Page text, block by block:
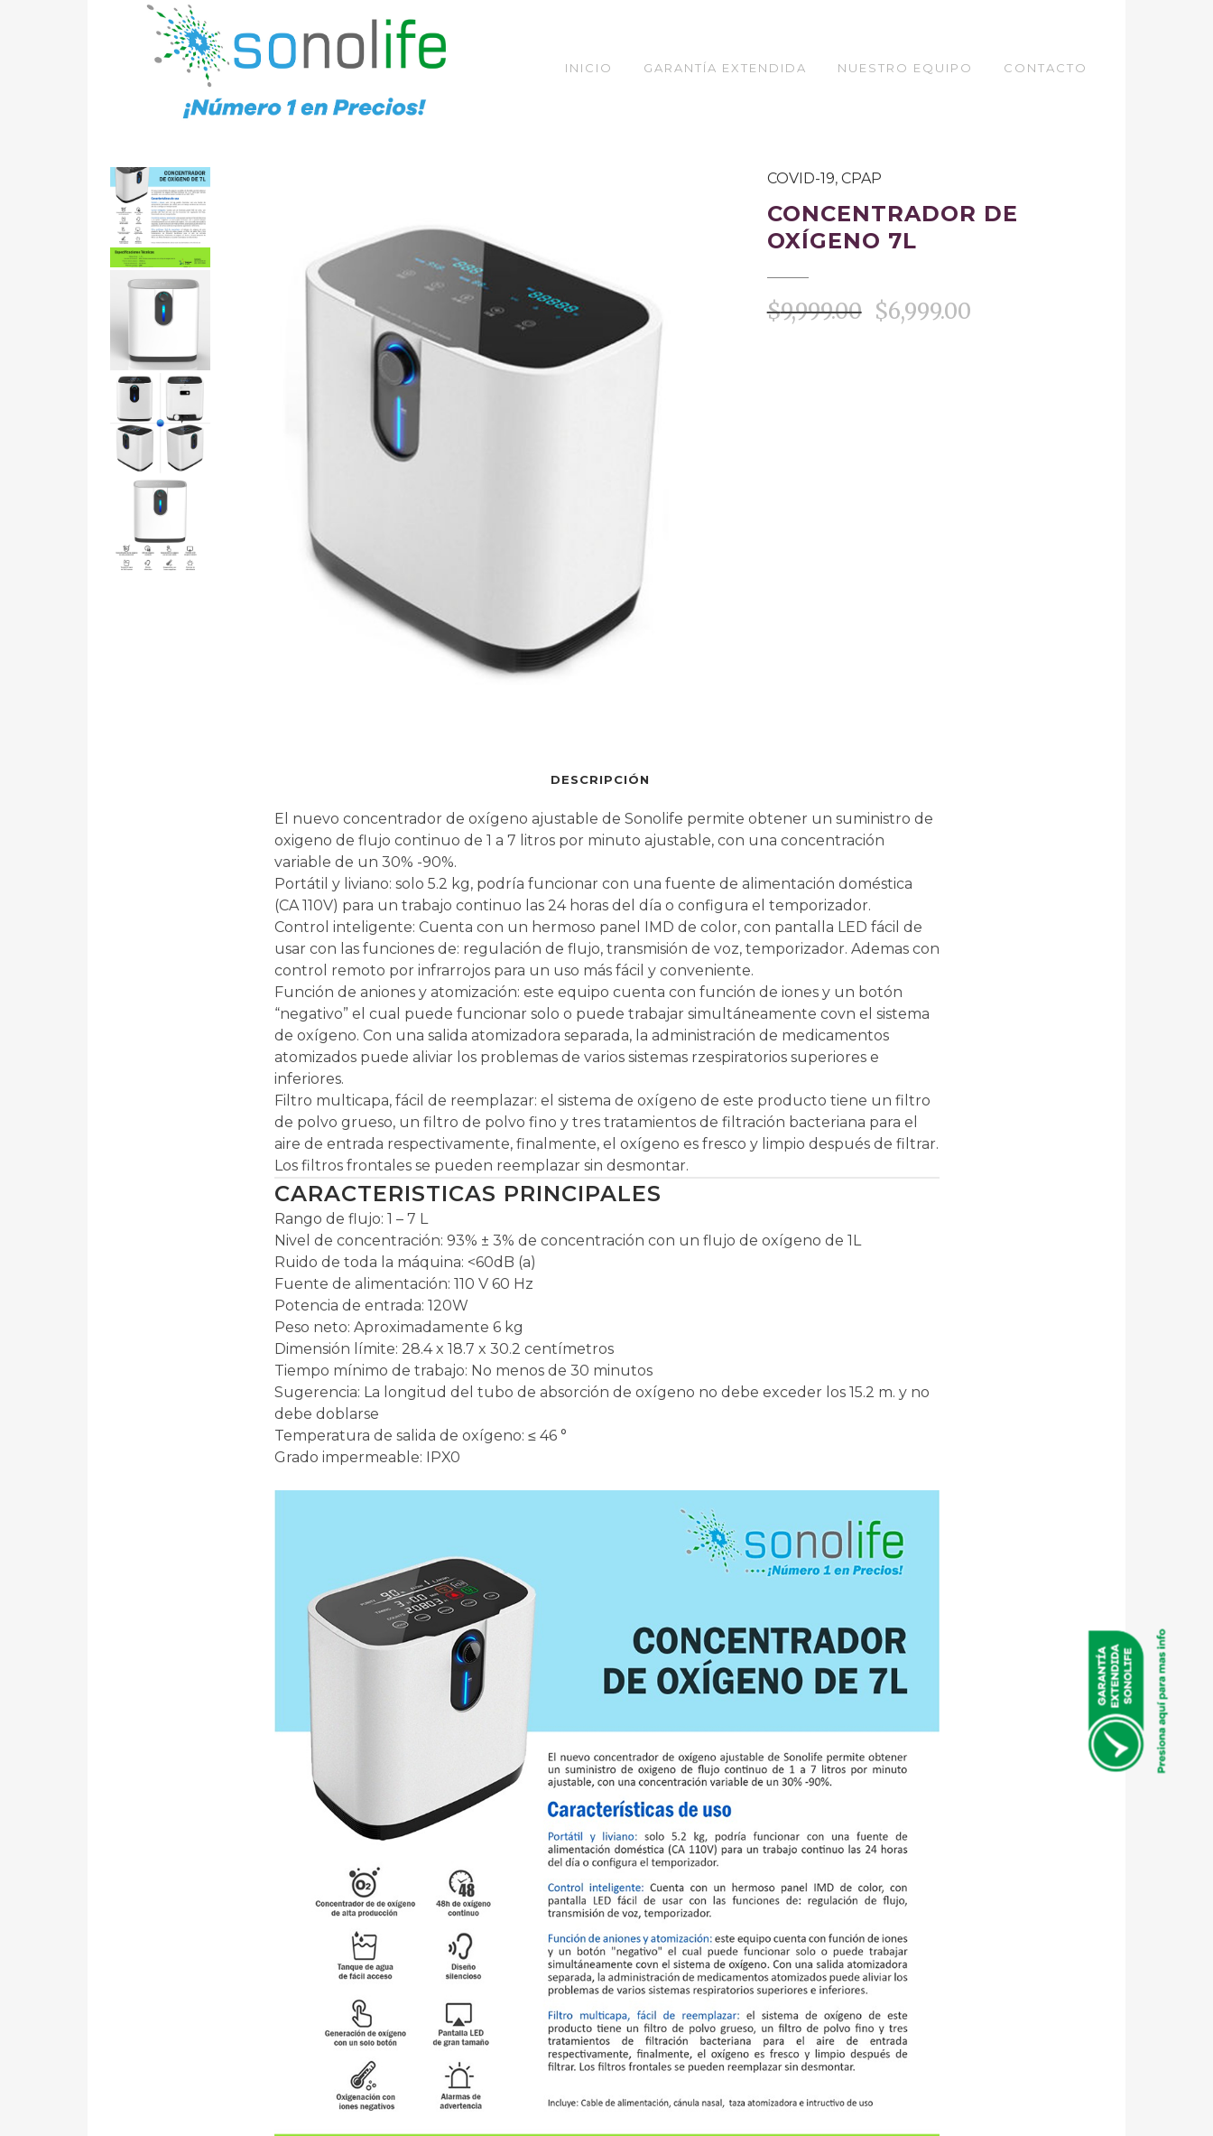
INICIO GARANTÍA EXTENDIDA NUESTRO EQUIPO CONTACTO
COVID-19, CPAP
CONCENTRADOR DE
OXÍGENO 7L
$9,999.00 $6,999.00
DESCRIPCIÓN
El nuevo concentrador de oxígeno ajustable de Sonolife permite obtener un suministro de
oxigeno de flujo continuo de 1 a 7 litros por minuto ajustable, con una concentración
variable de un 30% -90%.
Portátil y liviano: solo 5.2 kg, podría funcionar con una fuente de alimentación doméstica
(CA 110V) para un trabajo continuo las 24 horas del día o configura el temporizador.
Control inteligente: Cuenta con un hermoso panel IMD de color, con pantalla LED fácil de
usar con las funciones de: regulación de flujo, transmisión de voz, temporizador. Ademas con
control remoto por infrarrojos para un uso más fácil y conveniente.
Función de aniones y atomización: este equipo cuenta con función de iones y un botón
“negativo” el cual puede funcionar solo o puede trabajar simultáneamente covn el sistema
de oxígeno. Con una salida atomizadora separada, la administración de medicamentos
atomizados puede aliviar los problemas de varios sistemas rzespiratorios superiores e
inferiores.
Filtro multicapa, fácil de reemplazar: el sistema de oxígeno de este producto tiene un filtro
de polvo grueso, un filtro de polvo fino y tres tratamientos de filtración bacteriana para el
aire de entrada respectivamente, finalmente, el oxígeno es fresco y limpio después de filtrar.
Los filtros frontales se pueden reemplazar sin desmontar.
CARACTERISTICAS PRINCIPALES
Rango de flujo: 1 – 7 L
Nivel de concentración: 93% ± 3% de concentración con un flujo de oxígeno de 1L
Ruido de toda la máquina: <60dB (a)
Fuente de alimentación: 110 V 60 Hz
Potencia de entrada: 120W
Peso neto: Aproximadamente 6 kg
Dimensión límite: 28.4 x 18.7 x 30.2 centímetros
Tiempo mínimo de trabajo: No menos de 30 minutos
Sugerencia: La longitud del tubo de absorción de oxígeno no debe exceder los 15.2 m. y no
debe doblarse
Temperatura de salida de oxígeno: ≤ 46 °
Grado impermeable: IPX0